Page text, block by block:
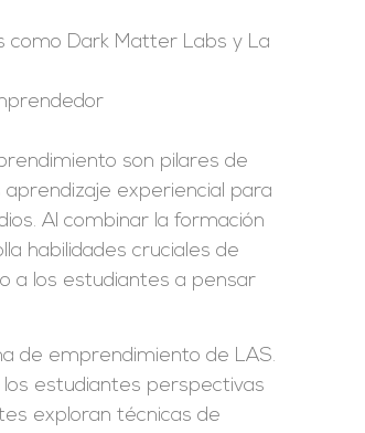
como Dark Matter Labs y La
son pilares de
experiencial para
Al combinar la formación
habilidades cruciales de
a los estudiantes a pensar
de emprendimiento de LAS.
estudiantes perspectivas
exploran técnicas de